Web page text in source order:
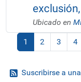
Ubicado en
1
2 3 4
Suscribirse a